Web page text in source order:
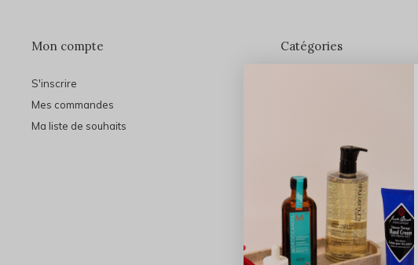
Mon compte
S'inscrire
Mes commandes
Ma liste de souhaits
Catégories
Soins du visage
Maquillage
Bain et Corps
Bijoux